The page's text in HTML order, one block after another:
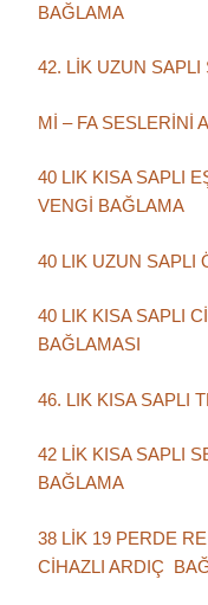
BAĞLAMA
42. LİK UZUN
Mİ – FA SESLERİNİ
40 LIK KISA SAPLI
VENGİ BAĞLAMA
40 LIK UZUN SAPLI
40 LIK KISA SAPLI
BAĞLAMASI
46. LIK KISA SAPLI
42 LİK KISA SAPLI
BAĞLAMA
38 LİK 19 PERDE
CİHAZLI ARDIÇ